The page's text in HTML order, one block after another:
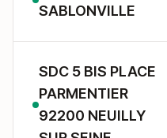
SABLONVILLE
SDC 5 BIS PLACE
PARMENTIER
92200 NEUILLY